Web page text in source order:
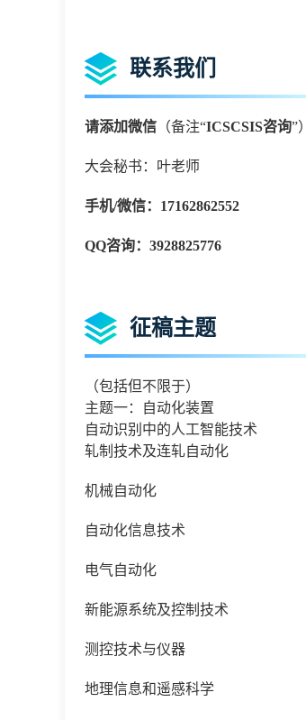
联系我们
请添加微信 （备注“ICSCSIS咨询”）
大会秘书：叶老师
手机/微信： 17162862552
QQ咨询： 3928825776
征稿主题
（包括但不限于）
主题一：自动化装置
自动识别中的人工智能技术
轧制技术及连轧自动化
机械自动化
自动化信息技术
电气自动化
新能源系统及控制技术
测控技术与仪器
地理信息和遥感科学